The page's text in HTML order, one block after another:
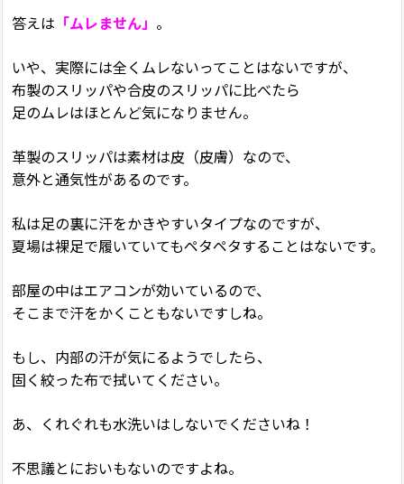
答えは 「ムレません」 。
いや、実際には全くムレないってことはないですが、
布製のスリッパや合皮のスリッパに比べたら
足のムレはほとんど気になりません。
革製のスリッパは素材は皮（皮膚）なので、
意外と通気性があるのです。
私は足の裏に汗をかきやすいタイプなのですが、
夏場は裸足で履いていてもペタペタすることはないです。
部屋の中はエアコンが効いているので、
そこまで汗をかくこともないですしね。
もし、内部の汗が気にるようでしたら、
固く絞った布で拭いてください。
あ、くれぐれも水洗いはしないでくださいね！
不思議とにおいもないのですよね。